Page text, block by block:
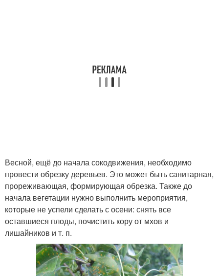
Весной, ещё до начала сокодвижения, необходимо
провести обрезку деревьев. Это может быть санитарная,
прореживающая, формирующая обрезка. Также до
начала вегетации нужно выполнить мероприятия,
которые не успели сделать с осени: снять все
оставшиеся плоды, почистить кору от мхов и
лишайников и т. п.